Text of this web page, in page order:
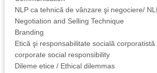
NLP ca tehnică de vânzare şi negociere/
Negotiation and Selling Technique
Branding
Etică şi responsabilitate socială corporatistă
corporate social responsibility
Dileme etice / Ethical dilemmas